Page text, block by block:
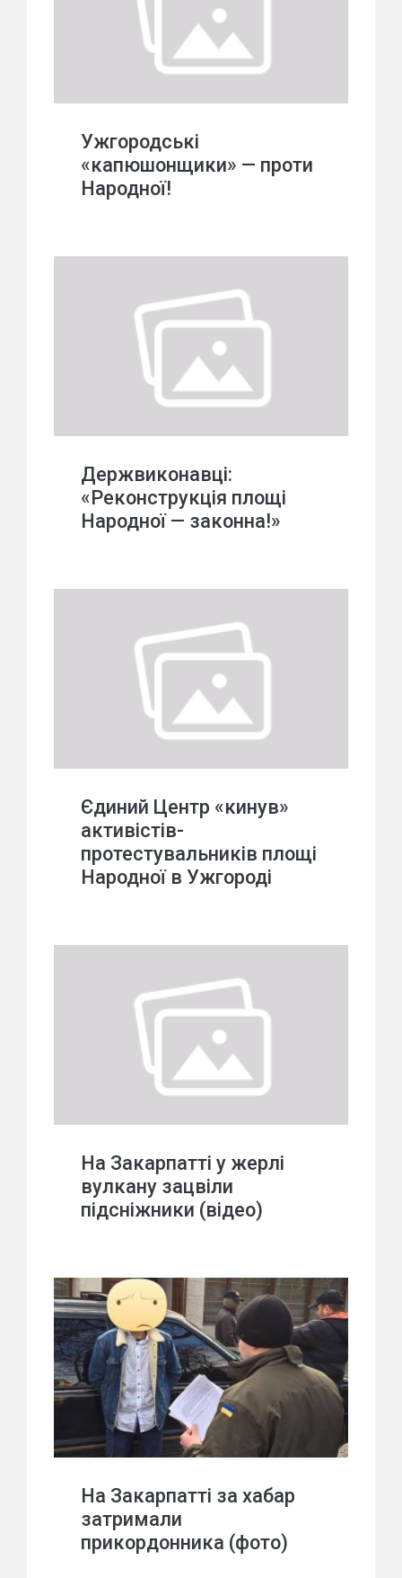
Ужгородські
«капюшонщики» — проти
Народної!
Держвиконавці:
«Реконструкція площі
Народної — законна!»
Єдиний Центр «кинув»
активістів-
протестувальників площі
Народної в Ужгороді
На Закарпатті у жерлі
вулкану зацвіли
підсніжники (відео)
На Закарпатті за хабар
затримали
прикордонника (фото)